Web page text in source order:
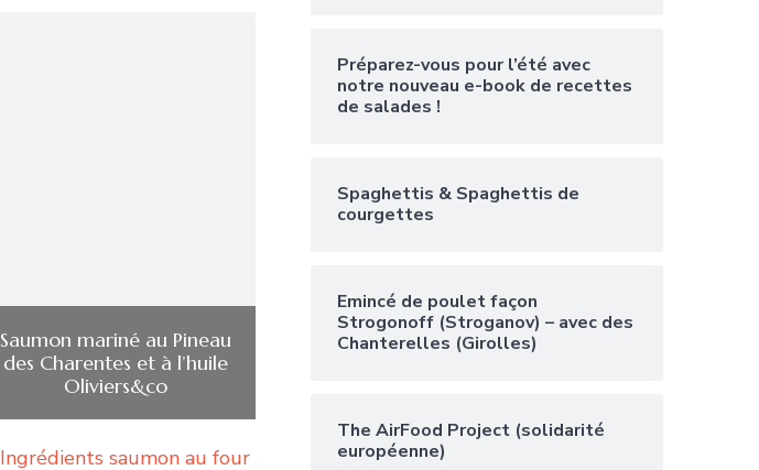
Saumon mariné au Pineau
des Charentes et à l’huile
Oliviers&co
Préparez-vous pour l’été avec
notre nouveau e-book de recettes
de salades !
Spaghettis & Spaghettis de
courgettes
Emincé de poulet façon
Strogonoff (Stroganov) – avec des
Chanterelles (Girolles)
The AirFood Project (solidarité
européenne)